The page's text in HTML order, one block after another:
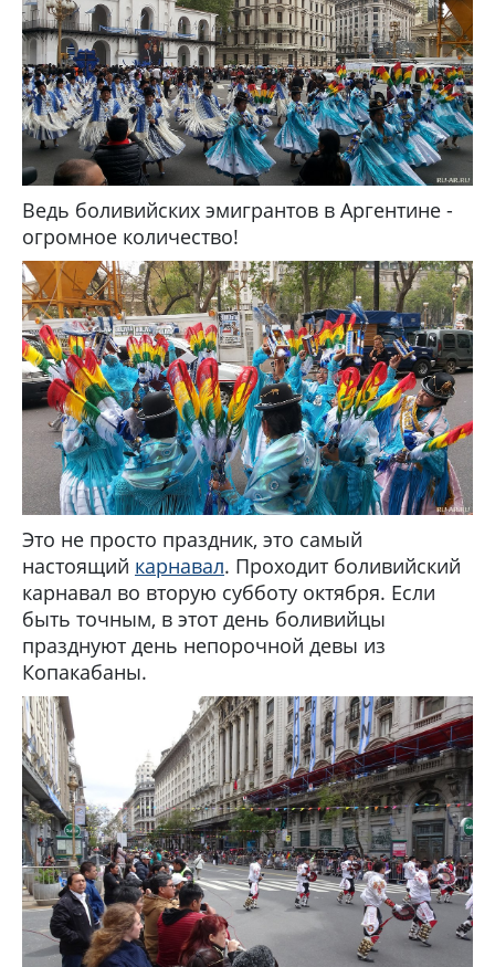
Ведь боливийских эмигрантов в Аргентине -
огромное количество!
Это не просто праздник, это самый
настоящий карнавал. Проходит боливийский
карнавал во вторую субботу октября. Если
быть точным, в этот день боливийцы
празднуют день непорочной девы из
Копакабаны.